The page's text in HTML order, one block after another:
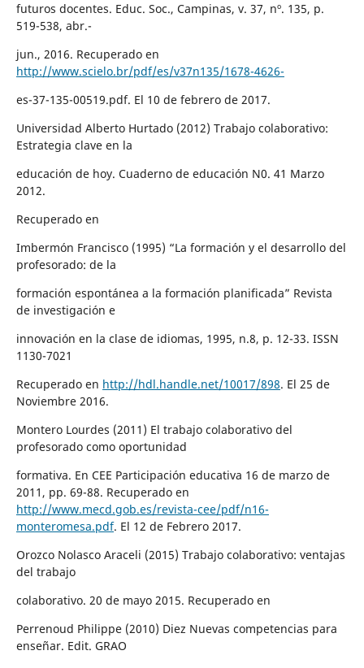
futuros docentes. Educ. Soc., Campinas, v. 37, nº. 135, p.
519-538, abr.-
jun., 2016. Recuperado en
http://www.scielo.br/pdf/es/v37n135/1678-4626-
es-37-135-00519.pdf. El 10 de febrero de 2017.
Universidad Alberto Hurtado (2012) Trabajo colaborativo:
Estrategia clave en la
educación de hoy. Cuaderno de educación N0. 41 Marzo
2012.
Recuperado en
Imbermón Francisco (1995) “La formación y el desarrollo del
profesorado: de la
formación espontánea a la formación planificada” Revista
de investigación e
innovación en la clase de idiomas, 1995, n.8, p. 12-33. ISSN
1130-7021
Recuperado en http://hdl.handle.net/10017/898. El 25 de
Noviembre 2016.
Montero Lourdes (2011) El trabajo colaborativo del
profesorado como oportunidad
formativa. En CEE Participación educativa 16 de marzo de
2011, pp. 69-88. Recuperado en
http://www.mecd.gob.es/revista-cee/pdf/n16-
monteromesa.pdf. El 12 de Febrero 2017.
Orozco Nolasco Araceli (2015) Trabajo colaborativo: ventajas
del trabajo
colaborativo. 20 de mayo 2015. Recuperado en
Perrenoud Philippe (2010) Diez Nuevas competencias para
enseñar. Edit. GRAO